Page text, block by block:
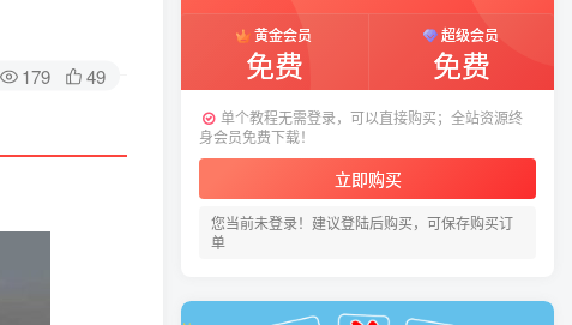
179 49
HI！请登录
登录 注册
黄金会员
免费
超级会员
免费
单个教程无需登录，可以直接购买；全站资源终
身会员免费下载！
立即购买
您当前未登录！建议登陆后购买，可保存购买订
单